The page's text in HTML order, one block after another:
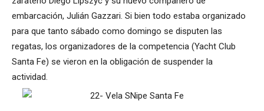
embarcación, Julián Gazzari. Si bien todo estaba organizado
para que tanto sábado como domingo se disputen las
regatas, los organizadores de la competencia (Yacht Club
Santa Fe) se vieron en la obligación de suspender la
actividad.